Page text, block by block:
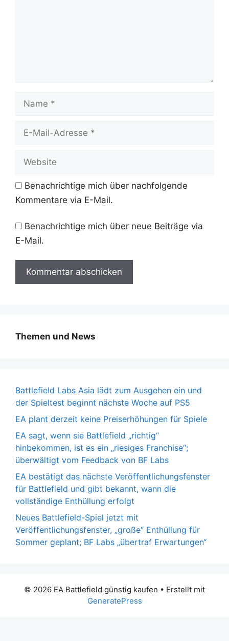
Name
Website
Benachrichtige mich über nachfolgende
Kommentare via E-Mail.
Benachrichtige mich über neue Beiträge via
E-Mail.
Themen und News
Battlefield Labs Asia lädt zum Ausgehen ein und
der Spieltest beginnt nächste Woche auf PS5
EA plant derzeit keine Preiserhöhungen für Spiele
EA sagt, wenn sie Battlefield „richtig“
hinbekommen, ist es ein „riesiges Franchise“;
überwältigt vom Feedback von BF Labs
EA bestätigt das nächste Veröffentlichungsfenster
für Battlefield und gibt bekannt, wann die
vollständige Enthüllung erfolgt
Neues Battlefield-Spiel jetzt mit
Veröffentlichungsfenster, „große“ Enthüllung für
Sommer geplant; BF Labs „übertraf Erwartungen“
© 2026 EA Battlefield günstig kaufen • Erstellt mit
GeneratePress